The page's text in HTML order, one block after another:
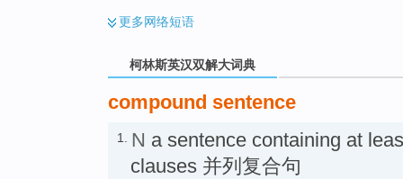
更多网络短语
柯林斯英汉双解大词典
compound sentence
1. N a sentence containing at
clauses 并列复合句